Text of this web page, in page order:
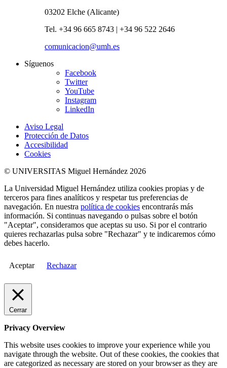
03202 Elche (Alicante)
Tel. +34 96 665 8743 | +34 96 522 2646
comunicacion@umh.es
Síguenos
Facebook
Twitter
YouTube
Instagram
LinkedIn
Aviso Legal
Protección de Datos
Accesibilidad
Cookies
© UNIVERSITAS Miguel Hernández 2026
La Universidad Miguel Hernández utiliza cookies propias y de
terceros para fines analíticos y respetar tus preferencias de
navegación. En nuestra política de cookies encontrarás más
información. Si continuas navegando o pulsas sobre el botón
"Aceptar", consideramos que aceptas su uso. Si por el contrario
quieres rechazarlas pulsa sobre "Rechazar" y te indicaremos cómo
debes hacerlo.
Aceptar Rechazar
Cerrar
Privacy Overview
This website uses cookies to improve your experience while you
navigate through the website. Out of these cookies, the cookies that
are categorized as necessary are stored on your browser as they are